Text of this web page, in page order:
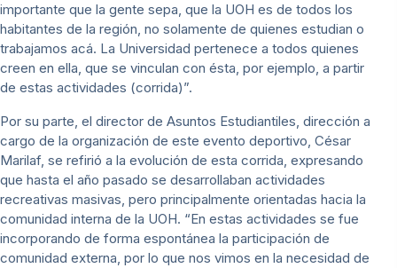
importante que la gente sepa, que la UOH es de todos los
habitantes de la región, no solamente de quienes estudian o
trabajamos acá. La Universidad pertenece a todos quienes
creen en ella, que se vinculan con ésta, por ejemplo, a partir
de estas actividades (corrida)”.
Por su parte, el director de Asuntos Estudiantiles, dirección a
cargo de la organización de este evento deportivo, César
Marilaf, se refirió a la evolución de esta corrida, expresando
que hasta el año pasado se desarrollaban actividades
recreativas masivas, pero principalmente orientadas hacia la
comunidad interna de la UOH. “En estas actividades se fue
incorporando de forma espontánea la participación de
comunidad externa, por lo que nos vimos en la necesidad de